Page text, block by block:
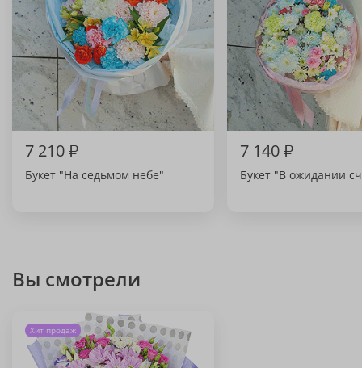
7 210₽
Букет "На седьмом небе"
7 140₽
Букет "В ожидании
Вы смотрели
Хит продаж